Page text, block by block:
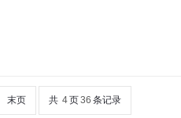
末页 共 4页36 条记录